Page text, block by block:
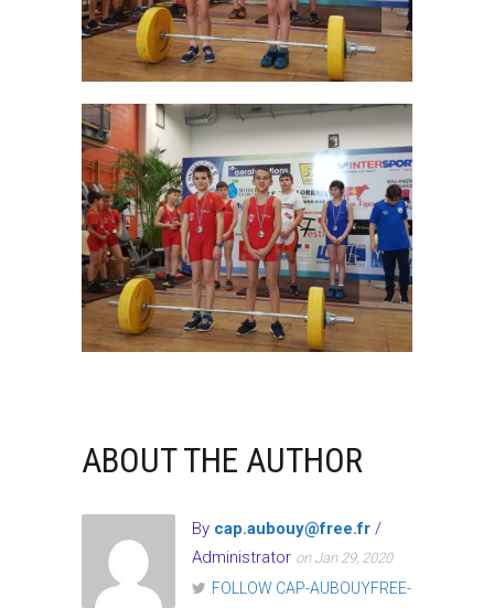
ABOUT THE AUTHOR
By cap.aubouy@free.fr /
Administrator on Jan 29, 2020
FOLLOW CAP-AUBOUYFREE-